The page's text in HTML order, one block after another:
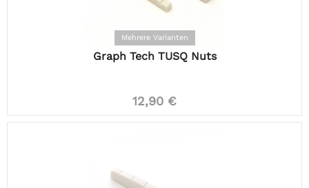
Mehrere Varianten
Graph Tech TUSQ Nuts
12,90 €